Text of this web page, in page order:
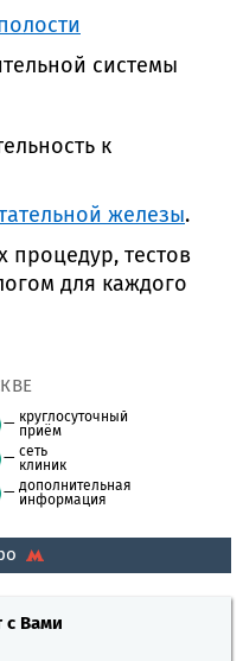
системы
к
железы.
процедур, тестов
для каждого
круглосуточный
приём
сеть
клиник
дополнительная
информация
с Вами